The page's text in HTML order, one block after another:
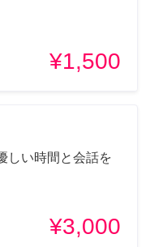
¥1,500
しい時間と会話を
¥3,000